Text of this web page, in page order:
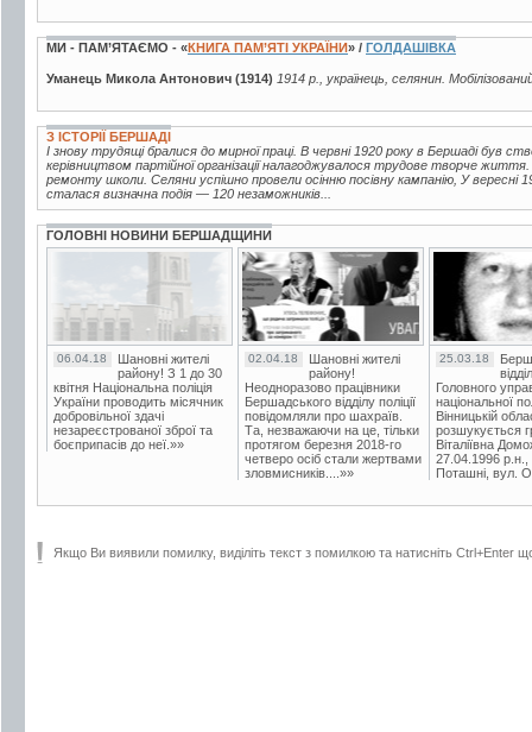
МИ - ПАМ’ЯТАЄМО - «КНИГА ПАМ’ЯТІ УКРАЇНИ» / ГОЛДАШІВКА
Уманець Микола Антонович (1914) 1914 р., українець, селянин.
З ІСТОРІЇ БЕРШАДІ
І знову трудящі бралися до мирної праці. В червні 1920 року в Бершаді був
керівництвом партійної організації налагоджувалося трудове творче
ремонту школи. Селяни успішно провели осінню посівну кампанію, У
сталася визначна подія — 120 незаможників...
ГОЛОВНІ НОВИНИ БЕРШАДЩИНИ
06.04.18
Шановні жителі
району! З 1 до 30
квітня Національна поліція
України проводить місячник
добровільної здачі
незареєстрованої зброї та
боєприпасів до неї.»»
02.04.18
Шановні жителі
району!
Неодноразово працівники
Бершадського відділу поліції
повідомляли про шахраїв.
Та, незважаючи на це, тільки
протягом березня 2018-го
четверо осіб стали жертвами
зловмисників....»»
25.03.18
Головного
національної
Вінницькій
розшукується
Віталіївна
27.04.1996 р.н.,
Поташні, вул.
Якщо Ви виявили помилку, виділіть текст з помилкою та натисніть Ctrl+Enter